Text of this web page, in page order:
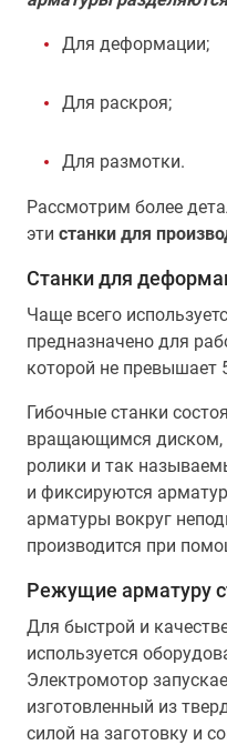
Для деформации;
Для раскроя;
Для размотки.
Рассмотрим более
эти станки для
Станки для
Чаще всего
предназначено для
которой не превышает
Гибочные станки
вращающимся диском,
ролики и так
и фиксируются
арматуры вокруг
производится при
Режущие арматуру
Для быстрой и
используется
Электромотор
изготовленный из
силой на заготовку и